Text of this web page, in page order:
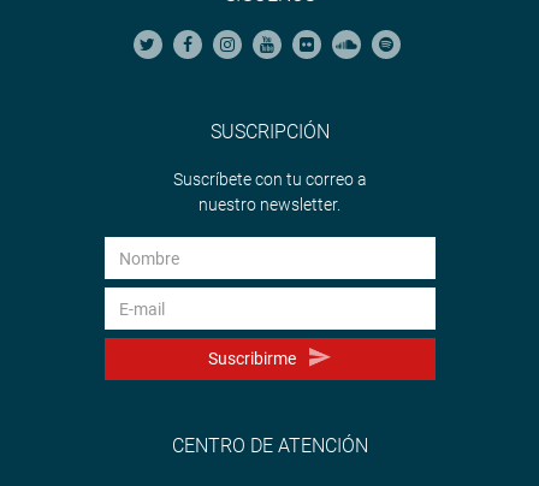
SUSCRIPCIÓN
Suscríbete con tu correo a
nuestro newsletter.
Suscribirme
CENTRO DE ATENCIÓN